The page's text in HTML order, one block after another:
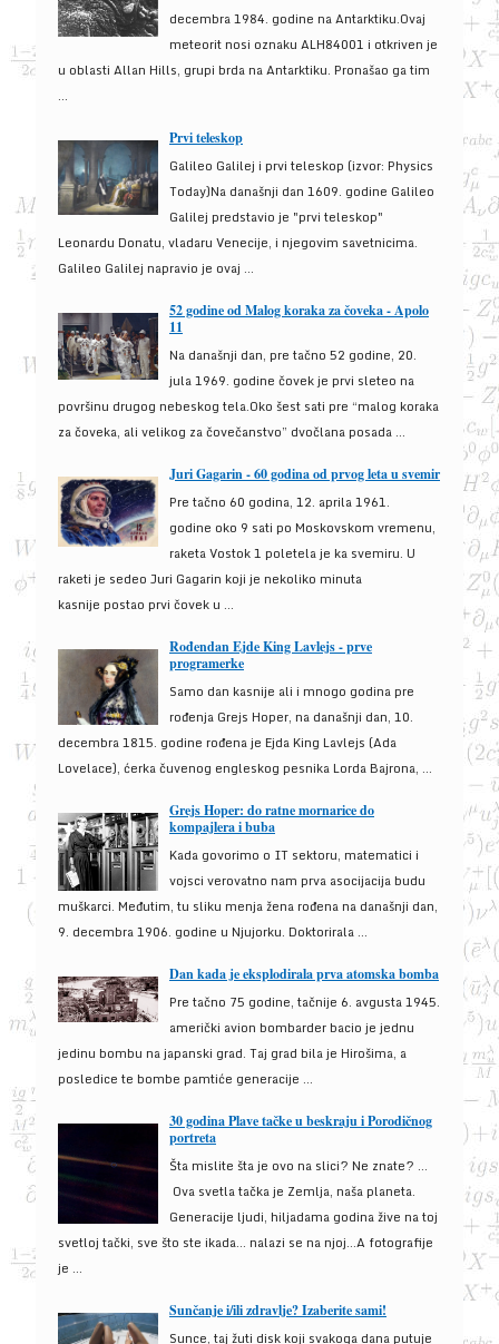
decembra 1984. godine na Antarktiku.Ovaj
meteorit nosi oznaku ALH84001 i otkriven je
u oblasti Allan Hills, grupi brda na Antarktiku. Pronašao ga tim
...
Prvi teleskop
Galileo Galilej i prvi teleskop (izvor: Physics
Today)Na današnji dan 1609. godine Galileo
Galilej predstavio je "prvi teleskop"
Leonardu Donatu, vladaru Venecije, i njegovim savetnicima.
Galileo Galilej napravio je ovaj ...
52 godine od Malog koraka za čoveka - Apolo
11
Na današnji dan, pre tačno 52 godine, 20.
jula 1969. godine čovek je prvi sleteo na
površinu drugog nebeskog tela.Oko šest sati pre “malog koraka
za čoveka, ali velikog za čovečanstvo” dvočlana posada ...
Juri Gagarin - 60 godina od prvog leta u svemir
Pre tačno 60 godina, 12. aprila 1961.
godine oko 9 sati po Moskovskom vremenu,
raketa Vostok 1 poletela je ka svemiru. U
raketi je sedeo Juri Gagarin koji je nekoliko minuta
kasnije postao prvi čovek u ...
Rođendan Ejde King Lavlejs - prve
programerke
Samo dan kasnije ali i mnogo godina pre
rođenja Grejs Hoper, na današnji dan, 10.
decembra 1815. godine rođena je Ejda King Lavlejs (Ada
Lovelace), ćerka čuvenog engleskog pesnika Lorda Bajrona, ...
Grejs Hoper: do ratne mornarice do
kompajlera i buba
Kada govorimo o IT sektoru, matematici i
vojsci verovatno nam prva asocijacija budu
muškarci. Međutim, tu sliku menja žena rođena na današnji dan,
9. decembra 1906. godine u Njujorku. Doktorirala ...
Dan kada je eksplodirala prva atomska bomba
Pre tačno 75 godine, tačnije 6. avgusta 1945.
američki avion bombarder bacio je jednu
jedinu bombu na japanski grad. Taj grad bila je Hirošima, a
posledice te bombe pamtiće generacije ...
30 godina Plave tačke u beskraju i Porodičnog
portreta
Šta mislite šta je ovo na slici? Ne znate? …
Ova svetla tačka je Zemlja, naša planeta.
Generacije ljudi, hiljadama godina žive na toj
svetloj tački, sve što ste ikada… nalazi se na njoj…A fotografije
je ...
Sunčanje i/ili zdravlje? Izaberite sami!
Sunce, taj žuti disk koji svakoga dana putuje